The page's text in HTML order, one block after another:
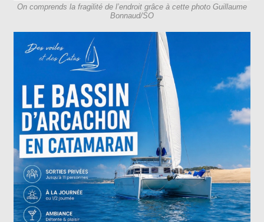
On comprends la fragilité de l’endroit grâce à cette photo Guillaume
Bonnaud/SO